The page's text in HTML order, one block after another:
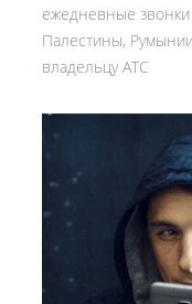
ежедневные
Палестины,
владельцу АТС